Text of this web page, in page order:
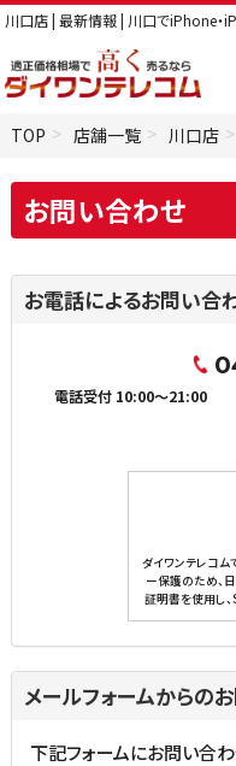
川口店 | 最新情報 | 川口でiPhone・
TOP 店舗一覧 川口店
お問い合わせ
お電話によるお問い合
電話受付 10:00～21:00
ダイワンテレコム
ー保護のため、
証明書を使用し、
メールフォームからの
下記フォームにお問い合